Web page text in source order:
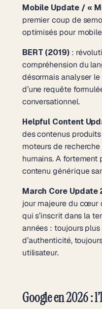
Mobile Update / «
premier coup de
optimisés pour
BERT (2019):
compréhension du
désormais analyser
d’une requête
conversationnel.
Helpful Content
des contenus
moteurs de
humains. A fortement
contenu générique
March Core Update
jour majeure du cœur
qui s’inscrit dans la
années : toujours
d’authenticité,
utilisateur.
Google en 2026 :